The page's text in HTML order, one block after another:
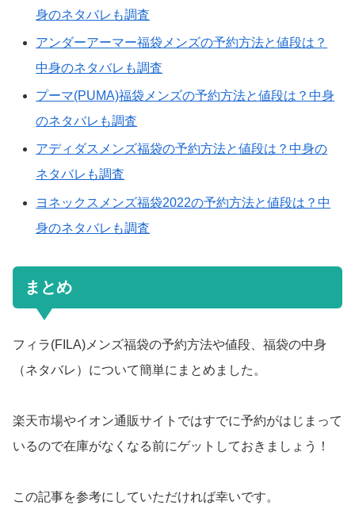
身のネタバレも調査
アンダーアーマー福袋メンズの予約方法と値段は？
中身のネタバレも調査
プーマ(PUMA)福袋メンズの予約方法と値段は？中身
のネタバレも調査
アディダスメンズ福袋の予約方法と値段は？中身の
ネタバレも調査
ヨネックスメンズ福袋2022の予約方法と値段は？中
身のネタバレも調査
まとめ
フィラ(FILA)メンズ福袋の予約方法や値段、福袋の中身
（ネタバレ）について簡単にまとめました。
楽天市場やイオン通販サイトではすでに予約がはじまって
いるので在庫がなくなる前にゲットしておきましょう！
この記事を参考にしていただければ幸いです。